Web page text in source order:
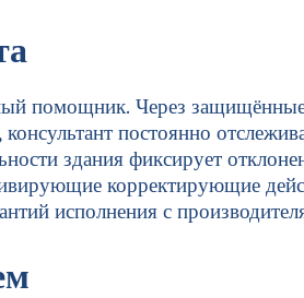
помощник. Через
, консультант постоянно
здания фиксирует
корректирующие
исполнения с